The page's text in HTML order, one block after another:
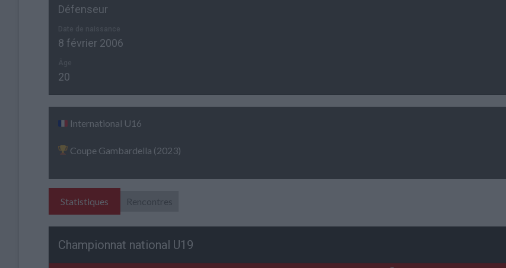
Défenseur
8 février 2006
20
International U16
Coupe Gambardella (2023)
Statistiques Rencontres
Championnat national U19